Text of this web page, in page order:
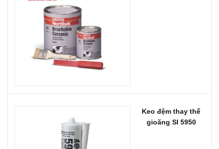
Keo đệm thay thế
gioăng SI 5950